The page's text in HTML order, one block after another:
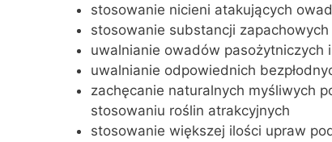
stosowanie nicieni atakujących
stosowanie substancji
uwalnianie owadów pasożytniczych
uwalnianie odpowiednich
zachęcanie naturalnych myśliwych
stosowaniu roślin atrakcyjnych
stosowanie większej ilości upraw